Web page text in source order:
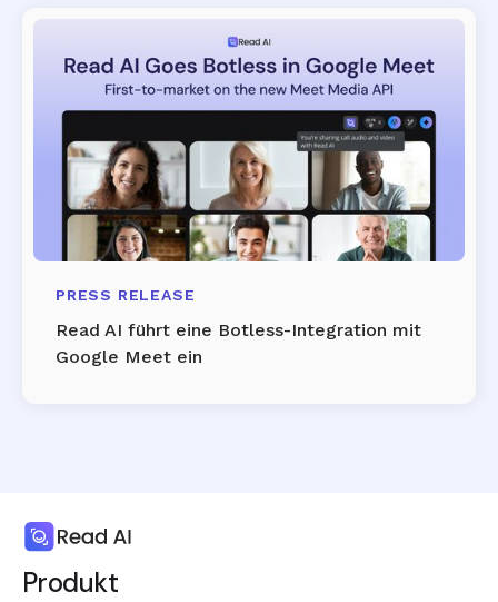
PRESS RELEASE
Read AI führt eine Botless-Integration mit
Google Meet ein
Produkt